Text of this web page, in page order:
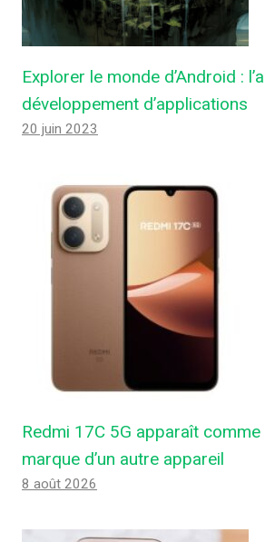
Explorer le monde d’Android :
développement d’applications
20 juin 2023
Redmi 17C 5G apparaît comme
marque d’un autre appareil
8 août 2026